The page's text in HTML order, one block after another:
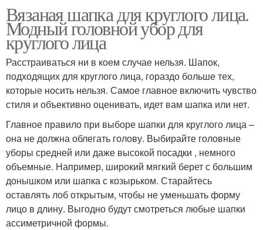
Вязаная шапка для круглого лица.
Модный головной убор для
круглого лица
Расстраиваться ни в коем случае нельзя. Шапок,
подходящих для круглого лица, гораздо больше тех,
которые носить нельзя. Самое главное включить чувство
стиля и объективно оценивать, идет вам шапка или нет.
Главное правило при выборе шапки для круглого лица –
она не должна облегать голову. Выбирайте головные
уборы средней или даже высокой посадки , немного
объемные. Например, широкий мягкий берет с большим
донышком или шапка с козырьком. Старайтесь
оставлять лоб открытым, чтобы не уменьшать форму
лицо в длину. Выгодно будут смотреться любые шапки
ассиметричной формы.